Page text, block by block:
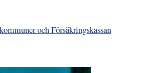
och Försäkringskassan